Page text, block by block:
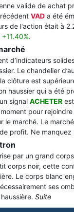
valide de achat
VAD a été
de l'action était à
+11.40%.
d’indicateurs
Le chandelier
clôture est
haussier qui a été
signal ACHETER
pour
le marché. Le
profit. Ne
par un grand
corps noir, cette
Le corps blanc
ses
Suite